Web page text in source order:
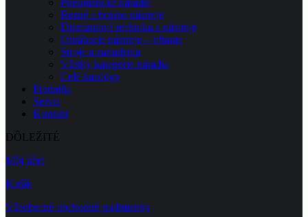
Pneumatické náradie
Rezné a brúsne nástroje
Diamantová technika a nástroje
Obrábacie nástroje – vŕtanie
Stroje a zariadenia
Všetky kategórie náradia
Celé katalógy
Predajňa
Servis
Kontakt
DÔLEŽITÉ
Môj účet
Košík
Všeobecné obchodné podmienky